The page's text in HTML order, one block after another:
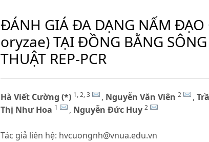
ĐÁNH GIÁ ĐA DẠNG NẤM
oryzae) TẠI ĐỒNG BẰNG
THUẬT REP-PCR
Hà Viết Cường (*) 1, 2, 3 , Nguyễn Văn Viên 2 ,
Thị Như Hoa 1 , Nguyễn Đức Huy 2
Tác giả liên hệ: hvcuongnh@vnua.edu.vn